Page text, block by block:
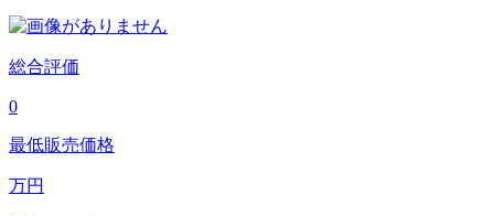
総合評価
0
最低販売価格
万円